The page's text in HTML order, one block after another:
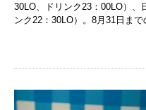
30LO、ドリンク23：00LO）、
ンク22：30LO）。8月31日まで